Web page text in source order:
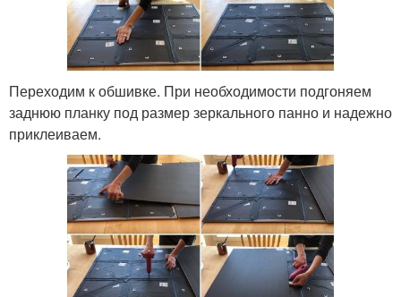
Переходим к обшивке. При необходимости подгоняем
заднюю планку под размер зеркального панно и надежно
приклеиваем.